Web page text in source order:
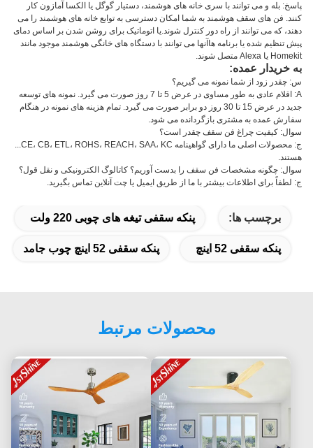
پاسخ: بله و می توانند با سری خانه های هوشمند، دستیار گوگل یا الکسا آمازون کار
کنند. فن های سقف هوشمند به شما امکان دسترسی به توابع خانه های هوشمند را می
دهند، که می توانند از راه دور کنترل شوند.یا اتوماتیک برای روشن شدن بر اساس دمای
پیش تنظیم شده یا برنامه هاآنها می توانند با دستگاه های خانگی هوشمند موجود مانند
Homekit یا Alexa متصل شوند.
به خریدار عمده:
س: چقدر زود از شما نمونه می گیریم؟
A: اقلام عادی به طور مساوی در عرض 5 تا 7 روز صورت می گیرد. نمونه های توسعه
جدید در عرض 15 تا 30 روز دو برابر صورت می گیرد. تمام هزینه های نمونه در هنگام
سفارش عمده به مشتری بازگردانده می شود.
سوال: کیفیت چراغ فن سقف چقدر است؟
ج: محصولات اصلی ما دارای گواهینامه CE، CB، ETL، ROHS، REACH، SAA، KC...
هستند.
سوال: چگونه مشخصات فن سقف را بدست آوریم؟ کاتالوگ الکترونیکی و نقل قول؟
ج: لطفاً برای اطلاعات بیشتر با ما از طریق ایمیل یا چت آنلاین تماس بگیرید.
برچسب ها: پنکه سقفی تیغه های چوبی 220 ولت
پنکه سقفی 52 اینچ پنکه سقفی 52 اینچ چوب جامد
محصولات مرتبط